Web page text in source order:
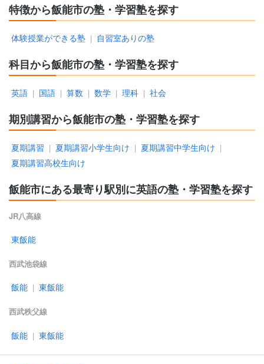
特徴から飯能市の塾・学習塾を探す
体験授業ができる塾 | 自習室ありの塾
科目から飯能市の塾・学習塾を探す
英語 | 国語 | 算数 | 数学 | 理科 | 社会
期別講習から飯能市の塾・学習塾を探す
夏期講習 | 夏期講習小学生向け | 夏期講習中学生向け |
夏期講習高校生向け
飯能市にある最寄り駅別に英語の塾・学習塾を探す
JR八高線
東飯能
西武池袋線
飯能 | 東飯能
西武秩父線
飯能 | 東飯能